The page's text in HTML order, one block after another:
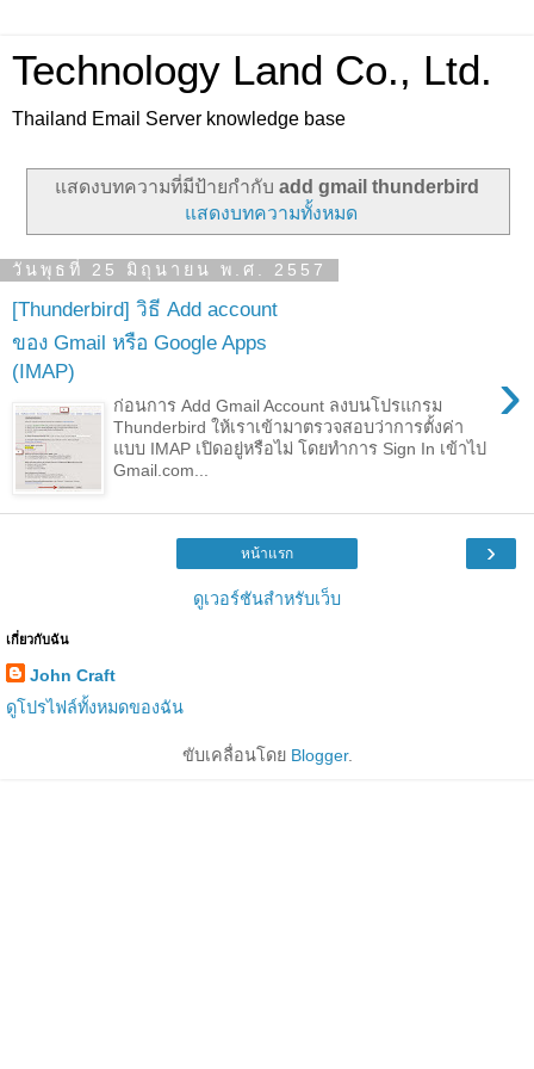
Technology Land Co., Ltd.
Thailand Email Server knowledge base
แสดงบทความที่มีป้ายกำกับ add gmail thunderbird
แสดงบทความทั้งหมด
วันพุธที่ 25 มิถุนายน พ.ศ. 2557
[Thunderbird] วิธี Add account
ของ Gmail หรือ Google Apps
(IMAP)
›
ก่อนการ Add Gmail Account ลงบนโปรแกรม
Thunderbird ให้เราเข้ามาตรวจสอบว่าการตั้งค่า
แบบ IMAP เปิดอยู่หรือไม่ โดยทำการ Sign In เข้าไป
Gmail.com...
›
หน้าแรก
ดูเวอร์ชันสำหรับเว็บ
เกี่ยวกับฉัน
John Craft
ดูโปรไฟล์ทั้งหมดของฉัน
ขับเคลื่อนโดย Blogger.